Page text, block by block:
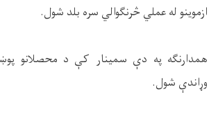
ازموینو له عملي څرنګوالي سره بلد شول.
همدارنګه په دې سمینار کې د محصلانو
وړاندې شول.